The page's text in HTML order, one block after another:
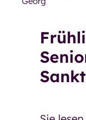
Mittagstisch